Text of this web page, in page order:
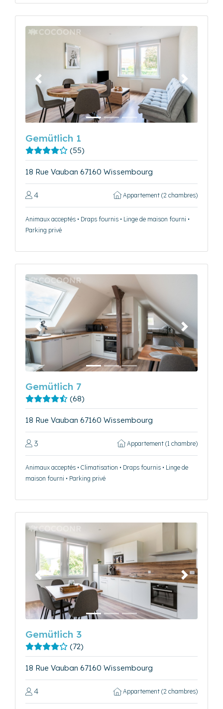
Précédent Suivant
Gemütlich 1
(55)
18 Rue Vauban 67160 Wissembourg
4 Appartement (2 chambres)
Animaux acceptés • Draps fournis • Linge de maison fourni •
Parking privé
Précédent Suivant
Gemütlich 7
(68)
18 Rue Vauban 67160 Wissembourg
3 Appartement (1 chambre)
Animaux acceptés • Climatisation • Draps fournis • Linge de
maison fourni • Parking privé
Précédent Suivant
Gemütlich 3
(72)
18 Rue Vauban 67160 Wissembourg
4 Appartement (2 chambres)